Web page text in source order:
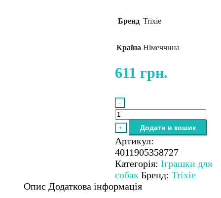
Бренд Trixie
Країна Німеччина
611 грн.
-
Набір
іграшок
Trixie
«Longies»
з
пискавкою
для
собак,
+ Додати в кошик
Артикул:
4011905358727
Категорія: Іграшки для
собак Бренд: Trixie
Опис Додаткова інформація